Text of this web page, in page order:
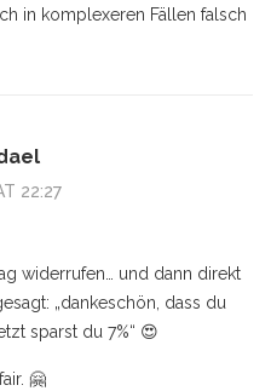
in komplexeren Fällen falsch
22:27
widerrufen… und dann direkt
„dankeschön, dass du
sparst du 7%“ 😍
🤗